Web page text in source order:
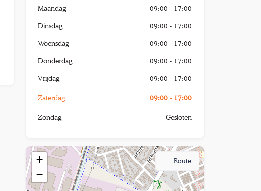
Maandag 09:00 - 17:00
Dinsdag 09:00 - 17:00
Woensdag 09:00 - 17:00
Donderdag 09:00 - 17:00
Vrijdag 09:00 - 17:00
Zaterdag 09:00 - 17:00
Zondag Gesloten
+
−
Route